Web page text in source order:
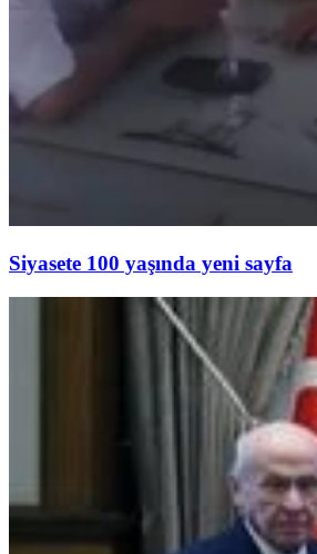
Siyasete 100 yaşında yeni sayfa